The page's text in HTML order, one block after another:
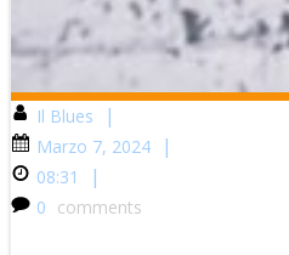
Il Blues |
Marzo 7, 2024 |
08:31 |
0 comments